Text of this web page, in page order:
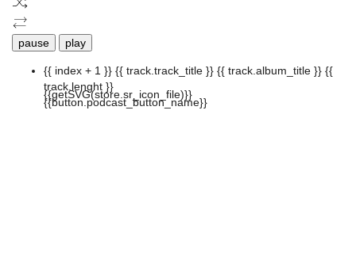
pause play
{{ index + 1 }} {{ track.track_title }} {{ track.album_title }} {{
track.lenght }}
{{getSVG(store.sr_icon_file)}}
{{button.podcast_button_name}}